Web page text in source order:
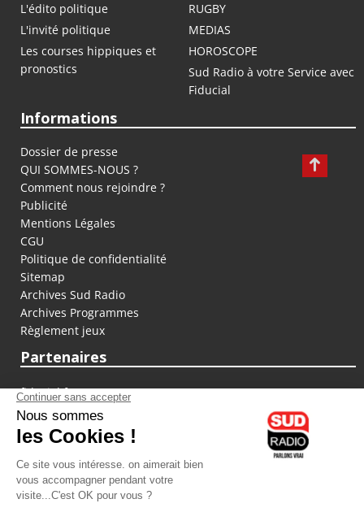
L'édito politique
RUGBY
L'invité politique
MEDIAS
Les courses hippiques et
pronostics
HOROSCOPE
Sud Radio à votre Service avec
Fiducial
Informations
Dossier de presse
QUI SOMMES-NOUS ?
Comment nous rejoindre ?
Publicité
Mentions Légales
CGU
Politique de confidentialité
Sitemap
Archives Sud Radio
Archives Programmes
Règlement jeux
Partenaires
fiducial.fr
lyoncapitale.fr
olympique-et-lyonnais.com
L'application Iphone / Android
Téléchargez l'application